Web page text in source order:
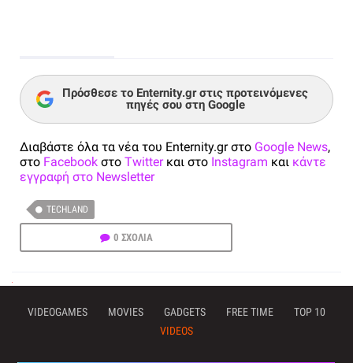
Πρόσθεσε το Enternity.gr στις προτεινόμενες
πηγές σου στη Google
Διαβάστε όλα τα νέα του Enternity.gr στο Google News,
στο Facebook στο Twitterκαι στο Instagram και κάντε
εγγραφή στο Newsletter
TECHLAND
0 ΣΧΟΛΙΑ
VIDEOGAMES MOVIES GADGETS FREE TIME
TOP 10
VIDEOS